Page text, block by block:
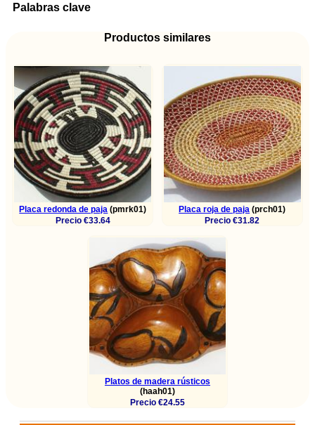
Palabras clave
Productos similares
Placa redonda de paja (pmrk01)
Precio €33.64
Placa roja de paja (prch01)
Precio €31.82
Platos de madera rústicos
(haah01)
Precio €24.55